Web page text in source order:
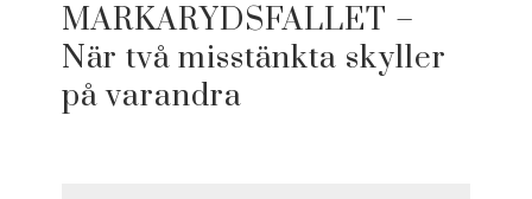
MARKARYDSFALLET –
När två misstänkta skyller
på varandra